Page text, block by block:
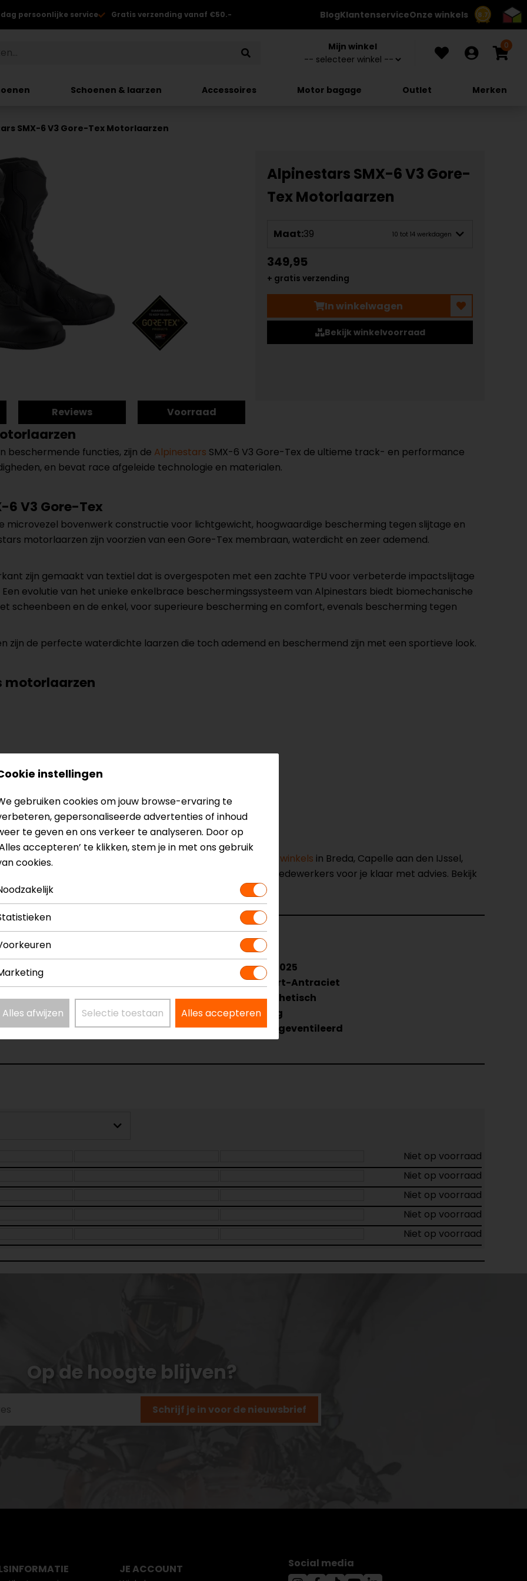
8.7
dag persoonlijke service Gratis verzending vanaf €50.- BlogKlantenserviceOnze winkels
Mijn winkel 0
Schoenen & laarzen Accessoires Motor bagage Outlet Merken
SMX-6 V3 Gore-Tex Motorlaarzen
Alpinestars SMX-6 V3 Gore-
Tex Motorlaarzen
Maat:39 10 tot 14 werkdagen
349,95
+ gratis verzending
In winkelwagen
Bekijk winkelvoorraad
Reviews Voorraad
beschermende functies, zijn de Alpinestars SMX-6 V3 Gore-Tex de ultieme track- en performance
en bevat race afgeleide technologie en materialen.
6 V3 Gore-Tex
microvezel bovenwerk constructie voor lichtgewicht, hoogwaardige bescherming tegen slijtage en
motorlaarzen zijn voorzien van een Gore-Tex membraan, waterdicht en zeer ademend.
zijn gemaakt van textiel dat is overgespoten met een zachte TPU voor verbeterde impactslijtage
evolutie van het unieke enkelbrace beschermingssysteem van Alpinestars biedt biomechanische
scheenbeen en de enkel, voor superieure bescherming en comfort, evenals bescherming tegen
zijn de perfecte waterdichte laarzen die toch ademend en beschermend zijn met een sportieve look.
motorlaarzen
dancontact onze winkels in Breda, Capelle aan den IJssel,
je het product bekijken & passen en staan onze verkoopmedewerkers voor je klaar met advies. Bekijk
2333025
Zwart-Antraciet
Materiaal
Synthetisch
Schachthoogte
Hoog
Ventilatie
Niet geventileerd
Niet op voorraad
Niet op voorraad
Niet op voorraad
Niet op voorraad
Niet op voorraad
Op de hoogte blijven?
Schrijf je in voor de nieuwsbrief
instellingen
gebruiken cookies om jouw browse-ervaring te
gepersonaliseerde advertenties of inhoud
te geven en ons verkeer te analyseren. Door op
accepteren’ te klikken, stem je in met ons gebruik
cookies.
Alles afwijzen Selectie toestaan Alles accepteren
INFORMATIE JE ACCOUNT Social media